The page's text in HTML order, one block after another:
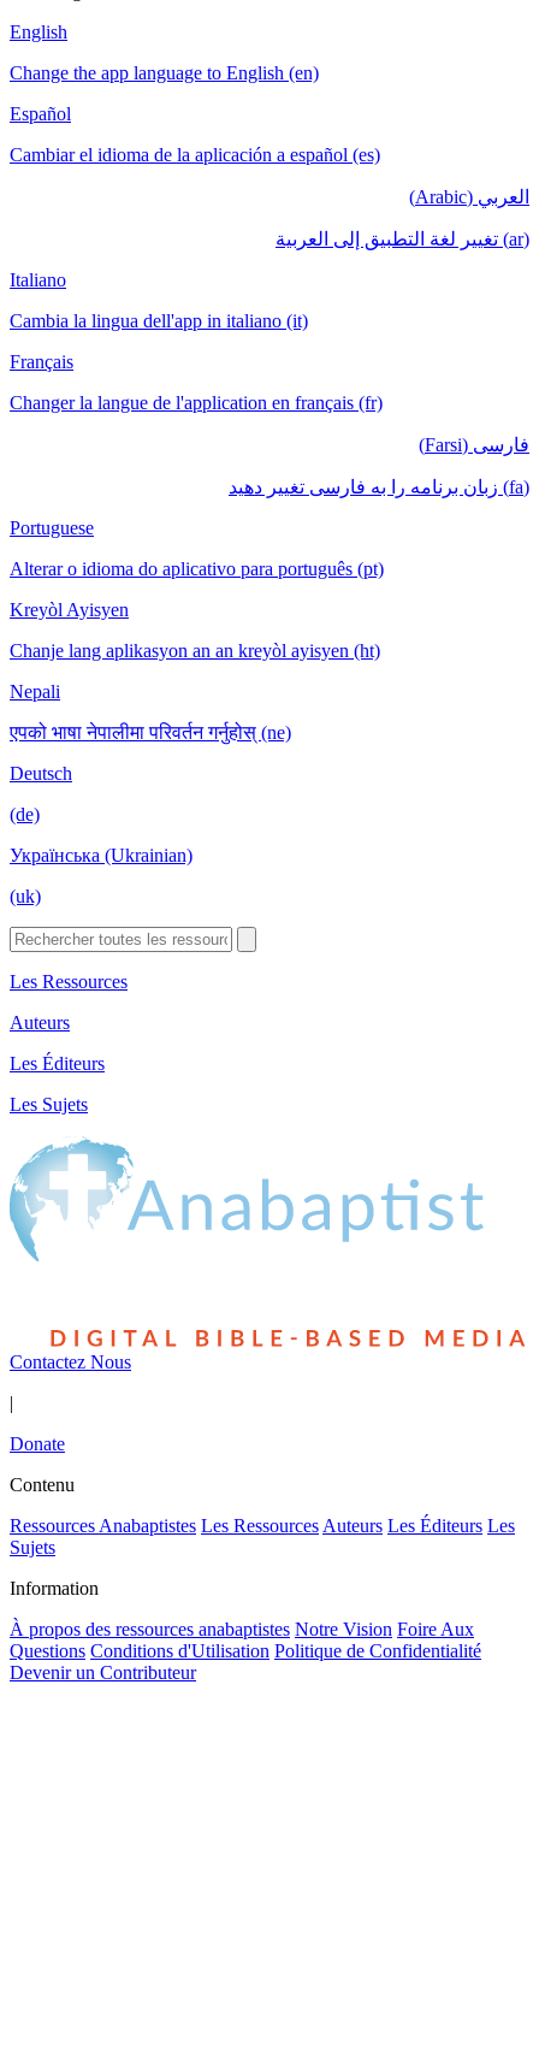
English
Change the app language to English (en)
Español
Cambiar el idioma de la aplicación a español (es)
العربي (Arabic)
(ar) تغيير لغة التطبيق إلى العربية
Italiano
Cambia la lingua dell'app in italiano (it)
Français
Changer la langue de l'application en français (fr)
فارسی (Farsi)
(fa) زبان برنامه را به فارسی تغییر دهید
Portuguese
Alterar o idioma do aplicativo para português (pt)
Kreyòl Ayisyen
Chanje lang aplikasyon an an kreyòl ayisyen (ht)
Nepali
एपको भाषा नेपालीमा परिवर्तन गर्नुहोस् (ne)
Deutsch
(de)
Українська (Ukrainian)
(uk)
Les Ressources
Auteurs
Les Éditeurs
Les Sujets
Contactez Nous
|
Donate
Contenu
Ressources Anabaptistes Les Ressources Auteurs Les Éditeurs Les
Sujets
Information
À propos des ressources anabaptistes Notre Vision Foire Aux
Questions Conditions d'Utilisation Politique de Confidentialité
Devenir un Contributeur